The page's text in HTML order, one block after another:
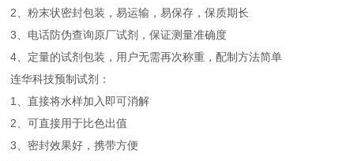
2、粉末状密封包装，易运输，易保存，保质期长
3、电话防伪查询原厂试剂，保证测量准确度
4、定量的试剂包装，用户无需再次称重，配制方法简单
连华科技预制试剂：
1、直接将水样加入即可消解
2、可直接用于比色出值
3、密封效果好，携带方便